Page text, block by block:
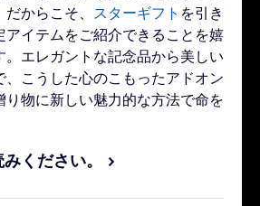
からこそ、
スターギフト を引き
アイテムをご紹介できることを嬉
。エレガントな記念品から美しい
、こうした心のこもったアドオン
り物に新しい魅力的な方法で命を
ください。